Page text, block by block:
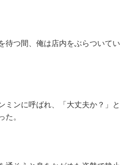
待つ間、俺は店内をぶらついてい
ミンに呼ばれ、「大丈夫か？」と
。